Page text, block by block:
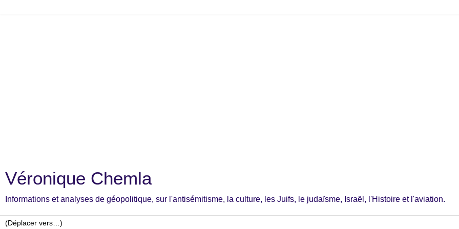
Véronique Chemla
Informations et analyses de géopolitique, sur l'antisémitisme, la culture, les Juifs, le judaïsme, Israël, l'Histoire et l'aviation.